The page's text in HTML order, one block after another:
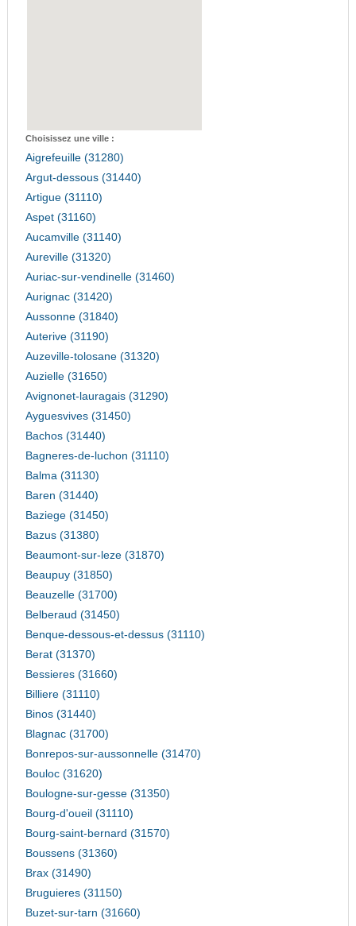
Choisissez une ville :
Aigrefeuille (31280)
Argut-dessous (31440)
Artigue (31110)
Aspet (31160)
Aucamville (31140)
Aureville (31320)
Auriac-sur-vendinelle (31460)
Aurignac (31420)
Aussonne (31840)
Auterive (31190)
Auzeville-tolosane (31320)
Auzielle (31650)
Avignonet-lauragais (31290)
Ayguesvives (31450)
Bachos (31440)
Bagneres-de-luchon (31110)
Balma (31130)
Baren (31440)
Baziege (31450)
Bazus (31380)
Beaumont-sur-leze (31870)
Beaupuy (31850)
Beauzelle (31700)
Belberaud (31450)
Benque-dessous-et-dessus (31110)
Berat (31370)
Bessieres (31660)
Billiere (31110)
Binos (31440)
Blagnac (31700)
Bonrepos-sur-aussonnelle (31470)
Bouloc (31620)
Boulogne-sur-gesse (31350)
Bourg-d'oueil (31110)
Bourg-saint-bernard (31570)
Boussens (31360)
Brax (31490)
Bruguieres (31150)
Buzet-sur-tarn (31660)